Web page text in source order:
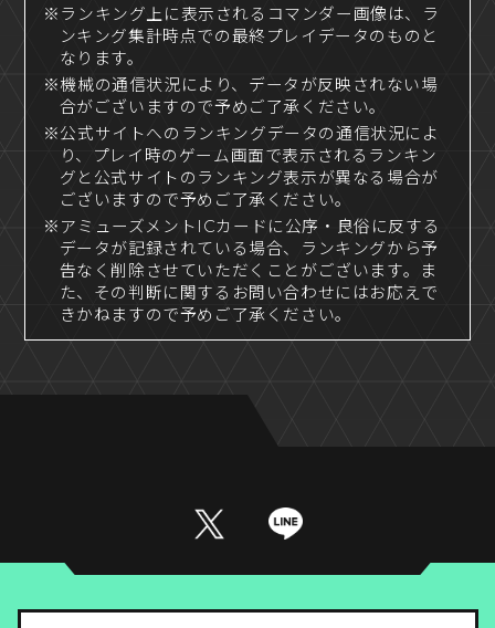
※ランキング上に表示されるコマンダー画像は、ラ
ンキング集計時点での最終プレイデータのものと
なります。
※機械の通信状況により、データが反映されない場
合がございますので予めご了承ください。
※公式サイトへのランキングデータの通信状況によ
り、プレイ時のゲーム画面で表示されるランキン
グと公式サイトのランキング表示が異なる場合が
ございますので予めご了承ください。
※アミューズメントICカードに公序・良俗に反する
データが記録されている場合、ランキングから予
告なく削除させていただくことがございます。ま
た、その判断に関するお問い合わせにはお応えで
きかねますので予めご了承ください。